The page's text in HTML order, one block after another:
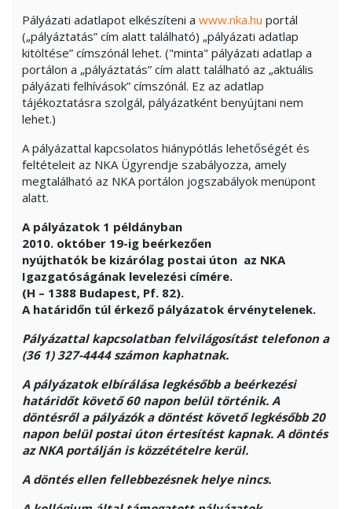
Pályázati adatlapot elkészíteni a www.nka.hu portál
(„pályáztatás” cím alatt található) „pályázati adatlap
kitöltése” címszónál lehet. ("minta" pályázati adatlap a
portálon a „pályáztatás” cím alatt található az „aktuális
pályázati felhívások” címszónál. Ez az adatlap
tájékoztatásra szolgál, pályázatként benyújtani nem
lehet.)
A pályázattal kapcsolatos hiánypótlás lehetőségét és
feltételeit az NKA Ügyrendje szabályozza, amely
megtalálható az NKA portálon jogszabályok menüpont
alatt.
A pályázatok 1 példányban
2010. október 19-ig beérkezően
nyújthatók be kizárólag postai úton az NKA
Igazgatóságának levelezési címére.
(H – 1388 Budapest, Pf. 82).
A határidőn túl érkező pályázatok érvénytelenek.
Pályázattal kapcsolatban felvilágosítást telefonon a
(36 1) 327-4444 számon kaphatnak.
A pályázatok elbírálása legkésőbb a beérkezési
határidőt követő 60 napon belül történik. A
döntésről a pályázók a döntést követő legkésőbb 20
napon belül postai úton értesítést kapnak. A döntés
az NKA portálján is közzétételre kerül.
A döntés ellen fellebbezésnek helye nincs.